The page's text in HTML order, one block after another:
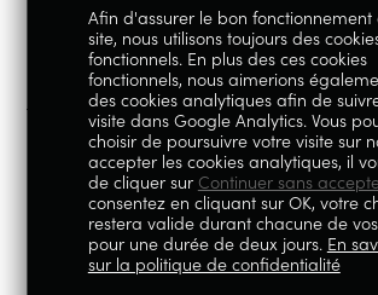
Instagram Facebook
100% Liégeois est un concept de la société
BE0759.717.658, sise Avenue Reine
© 2026
| Mentions légales |
Afin d'assurer le bon fonctionnement
site, nous utilisons toujours des
fonctionnels. En plus des ces cookies
fonctionnels, nous aimerions
des cookies analytiques afin de
visite dans Google Analytics. Vous
choisir de poursuivre votre visite sur
accepter les cookies analytiques, il
de cliquer sur Continuer sans
consentez en cliquant sur OK, votre
restera valide durant chacune de
pour une durée de deux jours. En
sur la politique de confidentialité